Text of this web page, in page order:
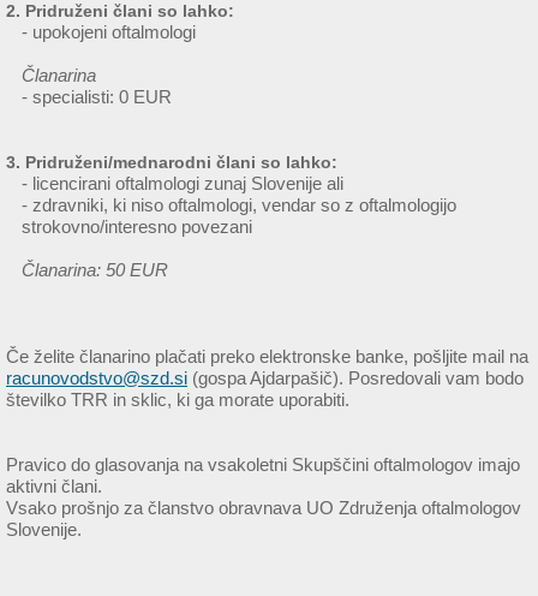
2. Pridruženi člani so lahko:
- upokojeni oftalmologi
Članarina
- specialisti: 0 EUR
3. Pridruženi/mednarodni člani so lahko:
- licencirani oftalmologi zunaj Slovenije ali
- zdravniki, ki niso oftalmologi, vendar so z oftalmologijo
strokovno/interesno povezani
Članarina: 50 EUR
Če želite članarino plačati preko elektronske banke, pošljite mail na
racunovodstvo@szd.si (gospa Ajdarpašič). Posredovali vam bodo
številko TRR in sklic, ki ga morate uporabiti.
Pravico do glasovanja na vsakoletni Skupščini oftalmologov imajo
aktivni člani.
Vsako prošnjo za članstvo obravnava UO Združenja oftalmologov
Slovenije.